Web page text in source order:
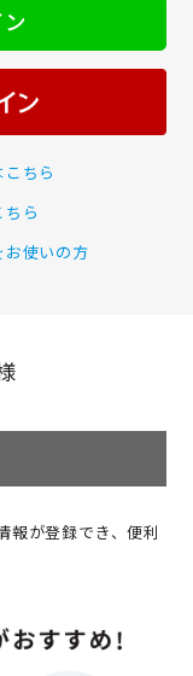
ン
ちら
ちら
お使いの方
報が登録でき、便利